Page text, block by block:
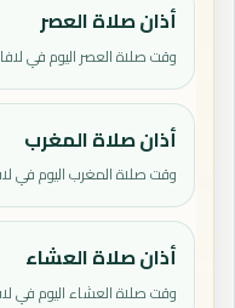
أذان صلاة العصر
وقت صلاة العصر اليوم في
أذان صلاة المغرب
وقت صلاة المغرب اليوم في
أذان صلاة العشاء
وقت صلاة العشاء اليوم في